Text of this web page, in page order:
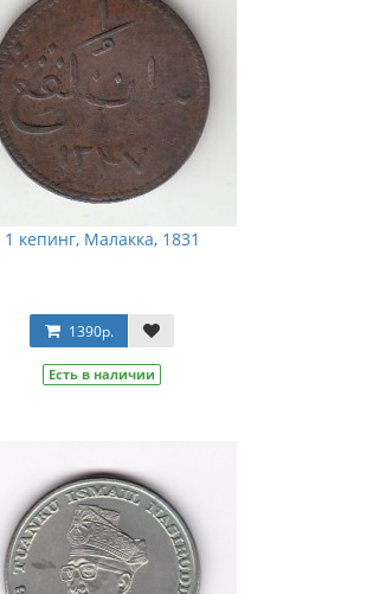
1 кепинг, Малакка, 1831
1390р.
Есть в наличии